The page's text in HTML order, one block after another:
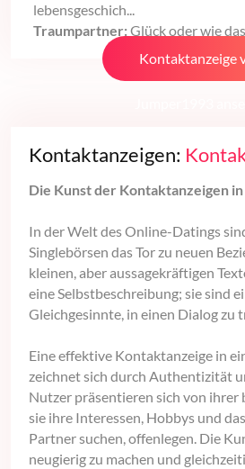
lebensgeschich...
Traumpartner: Glück oder wie
Kontaktanzeige
Kontaktanzeigen:
Die Kunst der Kontaktanzeigen
In der Welt des Online-Datings
Singlebörsen das Tor zu neuen
kleinen, aber aussagekräftigen
eine Selbstbeschreibung; sie sind
Gleichgesinnte, in einen Dialog zu
Eine effektive Kontaktanzeige in
zeichnet sich durch Authentizität
Nutzer präsentieren sich von ihrer
sie ihre Interessen, Hobbys und
Partner suchen, offenlegen. Die
neugierig zu machen und